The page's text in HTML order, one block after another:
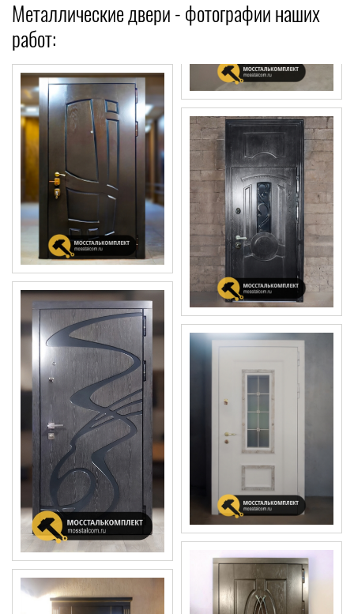
Металлические двери - фотографии наших
работ: